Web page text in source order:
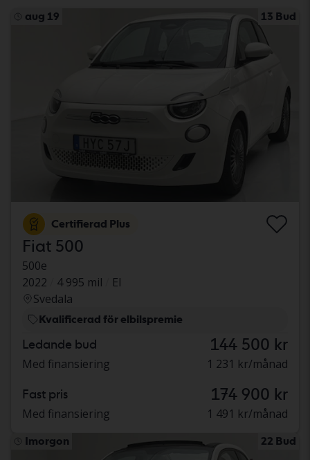
aug 19 13 Bud
Certifierad Plus
Fiat 500
500e
2022
4 995 mil
El
Svedala
Kvalificerad för elbilspremie
Ledande bud 144 500 kr
Med finansiering 1 231 kr/månad
Fast pris 174 900 kr
Med finansiering 1 491 kr/månad
Imorgon 22 Bud